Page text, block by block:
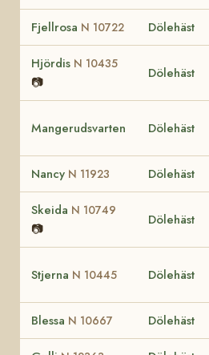
Fjellrosa N 10722 Dölehäst
Hjördis N 10435
📷
Dölehäst
Mangerudsvarten Dölehäst
Nancy N 11923 Dölehäst
Skeida N 10749
📷
Dölehäst
Stjerna N 10445 Dölehäst
Blessa N 10667 Dölehäst